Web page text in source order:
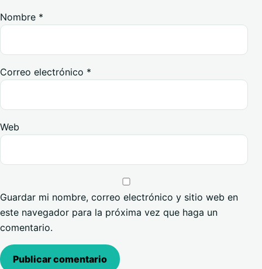
Nombre *
Correo electrónico *
Web
Guardar mi nombre, correo electrónico y sitio web en
este navegador para la próxima vez que haga un
comentario.